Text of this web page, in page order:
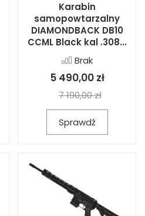
Karabin
samopowtarzalny
DIAMONDBACK DB10
CCML Black kal .308...
Brak
5 490,00 zł
7 190,00 zł
Sprawdź